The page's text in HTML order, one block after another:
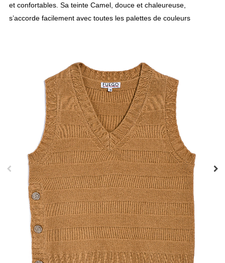
et confortables. Sa teinte Camel, douce et chaleureuse,
s’accorde facilement avec toutes les palettes de couleurs